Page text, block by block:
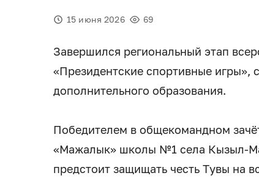
15 июня 2026 69
Завершился региональный этап
«Президентские спортивные игры»,
дополнительного образования.
Победителем в общекомандном
«Мажалык» школы №1 села Кызыл-
предстоит защищать честь Тувы на